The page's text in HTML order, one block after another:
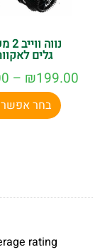
גלים
₪199.00
–
בחר
rating: